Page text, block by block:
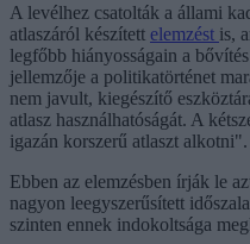
A levélhez csatolták a állami
atlaszáról készített elemzést is,
legfőbb hiányosságain a
jellemzője a politikatörténet
nem javult, kiegészítő
atlasz használhatóságát. A
igazán korszerű atlaszt alkotni".
Ebben az elemzésben írják le
nagyon leegyszerűsített
szinten ennek indokoltsága